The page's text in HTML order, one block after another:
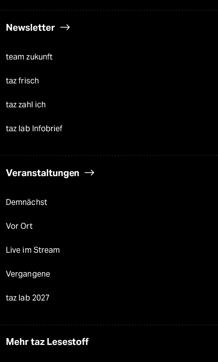
Newsletter
team zukunft
taz frisch
taz zahl ich
taz lab Infobrief
Veranstaltungen
Demnächst
Vor Ort
Live im Stream
Vergangene
taz lab 2027
Mehr taz Lesestoff